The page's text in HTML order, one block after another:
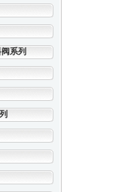
系列